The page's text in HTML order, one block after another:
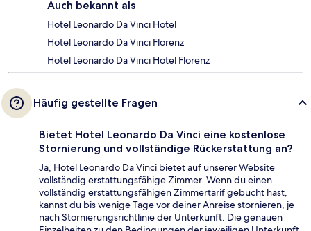
Auch bekannt als
Hotel Leonardo Da Vinci Hotel
Hotel Leonardo Da Vinci Florenz
Hotel Leonardo Da Vinci Hotel Florenz
Häufig gestellte Fragen
Bietet Hotel Leonardo Da Vinci eine kostenlose
Stornierung und vollständige Rückerstattung an?
Ja, Hotel Leonardo Da Vinci bietet auf unserer Website
vollständig erstattungsfähige Zimmer. Wenn du einen
vollständig erstattungsfähigen Zimmertarif gebucht hast,
kannst du bis wenige Tage vor deiner Anreise stornieren, je
nach Stornierungsrichtlinie der Unterkunft. Die genauen